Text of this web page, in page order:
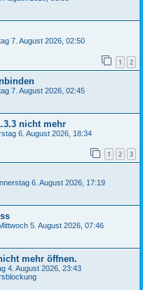
7. August 2026, 02:50
1 2
7. August 2026, 02:45
nicht mehr
6. August 2026, 18:34
1 2 3
6. August 2026, 17:19
5. August 2026, 07:46
mehr öffnen.
4. August 2026, 23:43